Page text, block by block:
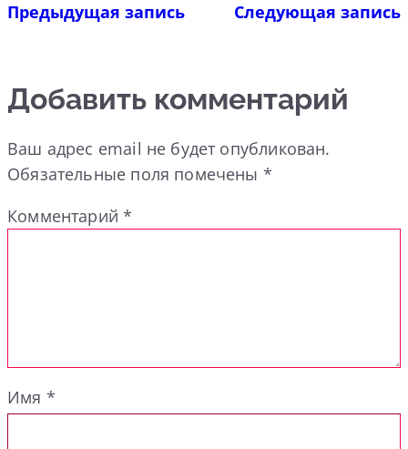
Предыдущая запись Следующая запись
Добавить комментарий
Ваш адрес email не будет опубликован.
Обязательные поля помечены *
Комментарий*
Имя *